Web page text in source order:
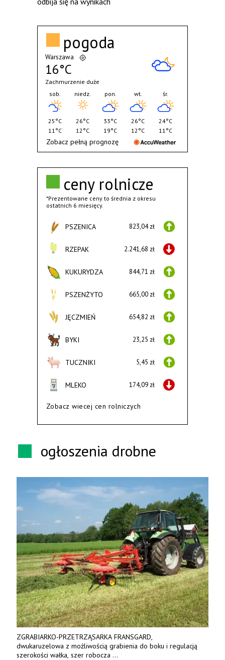
ceny rolnicze
*Prezentowane ceny to średnia z okresu
ostatnich 6 miesięcy.
PSZENICA 823,04 zł
RZEPAK 2.241,68 zł
KUKURYDZA 844,71 zł
PSZENŻYTO 665,00 zł
JĘCZMIEŃ 654,82 zł
BYKI 23,25 zł
TUCZNIKI 5,45 zł
MLEKO 174,09 zł
Zobacz wiecej cen rolniczych
pogoda
Warszawa
16°C
Zachmurzenie duże
sob.
25°C
11°C
niedz.
26°C
12°C
pon.
33°C
19°C
wt.
26°C
12°C
śr.
24°C
11°C
Zobacz pełną prognozę
ogłoszenia drobne
ZGRABIARKO-PRZETRZĄSARKA FRANSGARD,
dwukaruzelowa z możliwością grabienia do boku i regulacją
szerokości wałka, szer robocza